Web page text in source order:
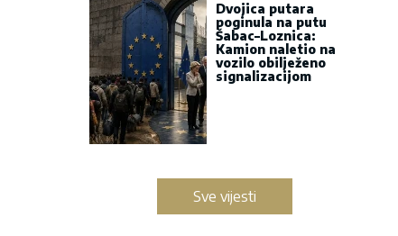
Dvojica putara
poginula na putu
Šabac–Loznica:
Kamion naletio na
vozilo obilježeno
signalizacijom
Sve vijesti